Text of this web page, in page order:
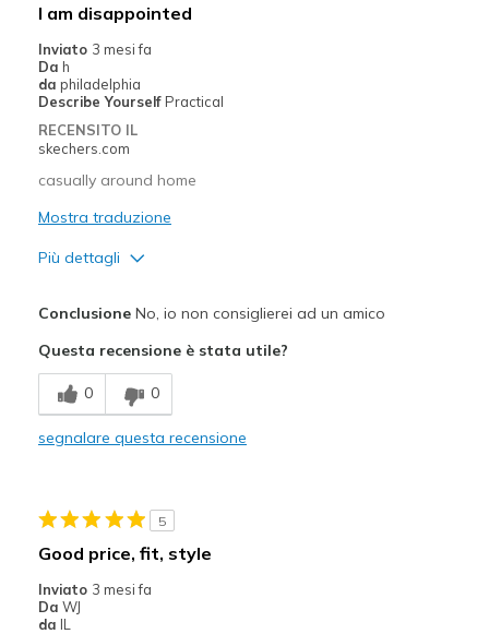
Travel
Width
Sizing
View On Shoes
I'm Into Shoes
I am disappointed
Inviato 3 mesi fa
Da h
da philadelphia
Describe Yourself Practical
RECENSITO IL
skechers.com
casually around home
Mostra traduzione
Più dettagli
Difetti
not good for long walks-feet not well supported
Feels half size too big
View On Shoes
Shoes are for Wearing
ConclusioneNo, io non consiglierei ad un amico
Questa recensione è stata utile?
0 0
segnalare questa recensione
5
Good price, fit, style
Inviato 3 mesi fa
Da WJ
da IL